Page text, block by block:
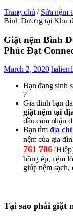
Trang chủ / Sửa nệm
Bình Dương tại Khu
Giặt nệm Bình
Phúc Đạt
March 2, 2020
Bạn đang sinh
?
Gia đình bạn
giặt nệm tại
đầu cảm nhận
Bạn tìm địa
nệm của gia
761 786
bông ép, nệm
giúp nệm sạch,
Tại sao phải giặt